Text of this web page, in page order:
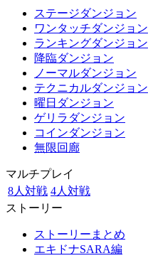
ステージダンジョン
ワンタッチダンジョン
ランキングダンジョン
降臨ダンジョン
ノーマルダンジョン
テクニカルダンジョン
曜日ダンジョン
ゲリラダンジョン
コインダンジョン
無限回廊
マルチプレイ
8人対戦 4人対戦
ストーリー
ストーリーまとめ
エキドナSARA編